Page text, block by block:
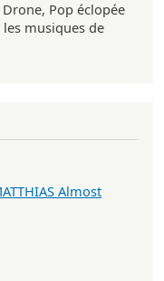
Pop éclopée
musiques de
Almost